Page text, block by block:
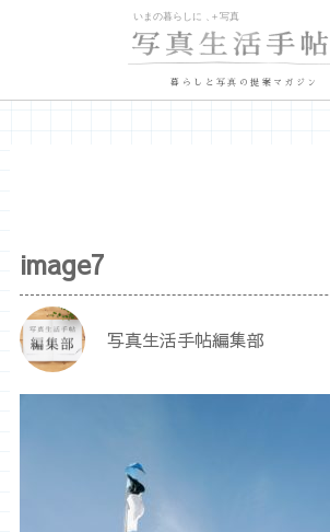
暮らしと写真の提案マガジン
image7
写真生活手帖編集部